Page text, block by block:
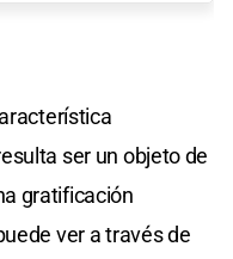
ser un objeto de
gratificación
ver a través de